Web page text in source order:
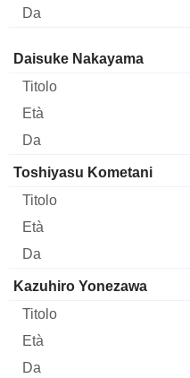
Amministratore Titolo
Daisuke Nakayama
Toshiyasu Kometani
Kazuhiro Yonezawa